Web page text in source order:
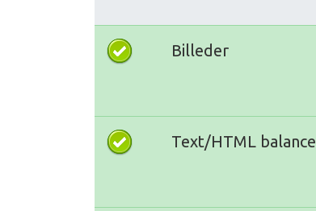
Billeder
Text/HTML balance